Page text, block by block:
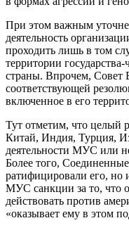
При этом важным
деятельность
проходить лишь в том
территории
страны. Впрочем, Совет
соответствующей
включенное в его
Тут отметим, что целый
Китай, Индия, Турция,
деятельности МУС или
Более того,
ратифицировали его, но
МУС санкции за то, что
действовать против
«оказывает ему в этом